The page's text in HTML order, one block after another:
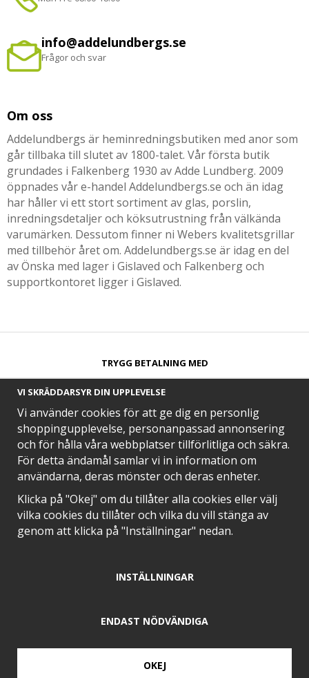
info@addelundbergs.se
Frågor och svar
Om oss
Addelundbergs är heminredningsbutiken med anor som
går tillbaka till slutet av 1800-talet. Vår första butik
grundades i Falkenberg 1930 av Adde Lundberg. 2009
öppnades vår e-handel Addelundbergs.se och än idag
har håller vi ett stort sortiment av glas, porslin,
inredningsdetaljer och köksutrustning från välkända
varumärken. Dessutom finner ni Webers kvalitetsgrillar
med tillbehör året om. Addelundbergs.se är idag en del
av Önska med lager i Gislaved och Falkenberg och
supportkontoret ligger i Gislaved.
TRYGG BETALNING MED​
SNABB LEVERANS MED
EN DEL AV
VI SKRÄDDARSYR DIN UPPLEVELSE
Vi använder cookies för att ge dig en personlig
shoppingupplevelse, personanpassad annonsering
och för hålla våra webbplatser tillförlitliga och säkra.
För detta ändamål samlar vi in information om
användarna, deras mönster och deras enheter.
Klicka på "Okej" om du tillåter alla cookies eller välj
vilka cookies du tillåter och vilka du vill stänga av
genom att klicka på "Inställningar" nedan.
INSTÄLLNINGAR
ENDAST NÖDVÄNDIGA
OKEJ